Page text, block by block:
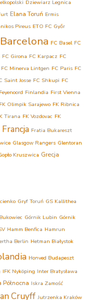
Dziewiarz Legnica
Elana Toruń Ermis
Pireus ETO FC Győr
FC Basel FC
FC Girona FC Karpacz FC
FC Minerva Lintgen FC Paris FC
Saint Josse FC Shkupi FC
Feyenoord Finlandia First Vienna
FK Olimpik Sarajewo FK Ribnica
Tirana FK Vozdovac FK
Francja Fratia Bukareszt
Glasgow Rangers Glentoran
Kruszwica Grecja
Gryf Toruń GS Kallithea
Górnik Lubin Górnik
Hamm Benfica Hamrun
Berlin Hetman Białystok
Honved Budapeszt
IFK Nyköping Inter Bratysława
Iskra Zamość
Cruyff Jutrzenka Kraków